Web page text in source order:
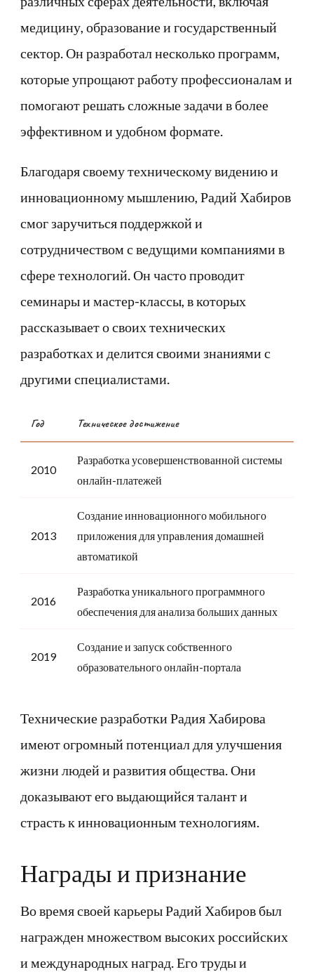
медицину, образование и государственный
сектор. Он разработал несколько программ,
которые упрощают работу профессионалам и
помогают решать сложные задачи в более
эффективном и удобном формате.
Благодаря своему техническому видению и
инновационному мышлению, Радий Хабиров
смог заручиться поддержкой и
сотрудничеством с ведущими компаниями в
сфере технологий. Он часто проводит
семинары и мастер-классы, в которых
рассказывает о своих технических
разработках и делится своими знаниями с
другими специалистами.
Год Техническое достижение
2010
Разработка усовершенствованной системы
онлайн-платежей
2013
Создание инновационного мобильного
приложения для управления домашней
автоматикой
2016
Разработка уникального программного
обеспечения для анализа больших данных
2019
Создание и запуск собственного
образовательного онлайн-портала
Технические разработки Радия Хабирова
имеют огромный потенциал для улучшения
жизни людей и развития общества. Они
доказывают его выдающийся талант и
страсть к инновационным технологиям.
Награды и признание
Во время своей карьеры Радий Хабиров был
награжден множеством высоких российских
и международных наград. Его труды и